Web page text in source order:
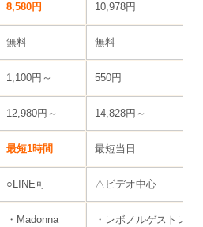
8,580円 10,978円
無料 無料
1,100円～ 550円
12,980円～ 14,828円～
最短1時間 最短当日
○LINE可 △ビデオ中心
・Madonna
・レボノルゲストレル